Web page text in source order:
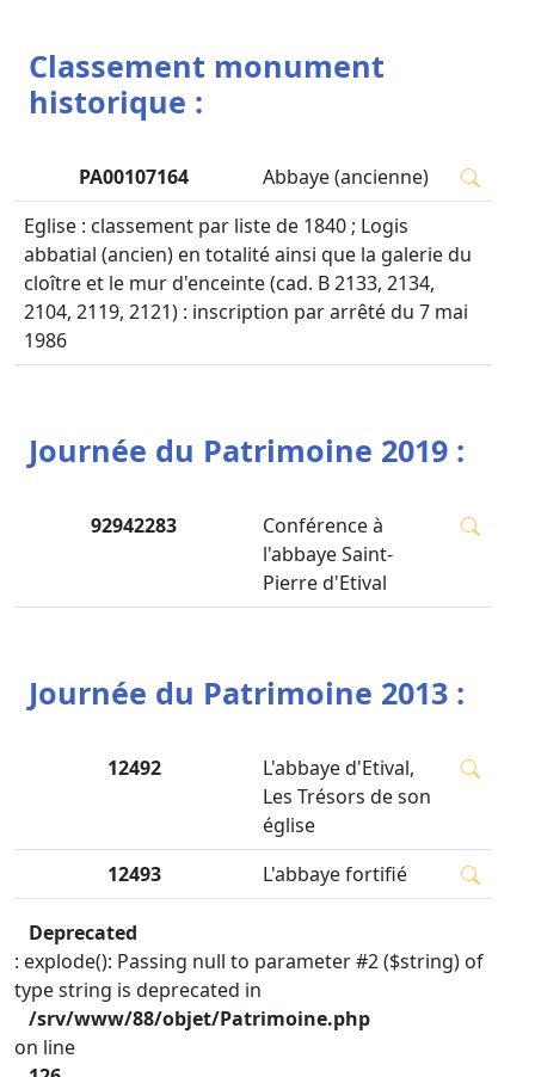
Classement monument
historique :
PA00107164
Abbaye (ancienne)
Eglise : classement par liste de 1840 ; Logis
abbatial (ancien) en totalité ainsi que la galerie du
cloître et le mur d'enceinte (cad. B 2133, 2134,
2104, 2119, 2121) : inscription par arrêté du 7 mai
1986
Journée du Patrimoine 2019 :
92942283
Conférence à
l'abbaye Saint-
Pierre d'Etival
Journée du Patrimoine 2013 :
12492
L'abbaye d'Etival,
Les Trésors de son
église
12493
L'abbaye fortifié
Deprecated
: explode(): Passing null to parameter #2 ($string) of
type string is deprecated in
/srv/www/88/objet/Patrimoine.php
on line